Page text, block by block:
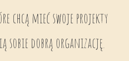
chcą mieć swoje projekty
sobie dobrą organizację.